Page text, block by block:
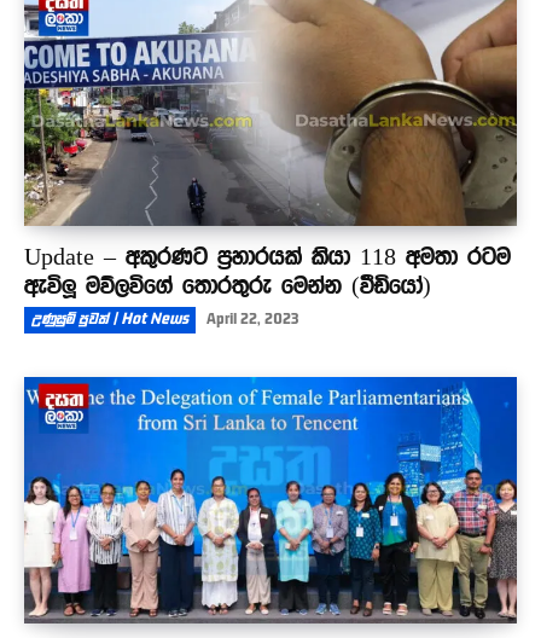
Update – අකුරණට ප්‍රහාරයක් කියා 118 අමතා රටම
ඇවිලූ මව්ලවිගේ තොරතුරු මෙන්න (වීඩියෝ)
උණුසුම් පුවත් | Hot News April 22, 2023